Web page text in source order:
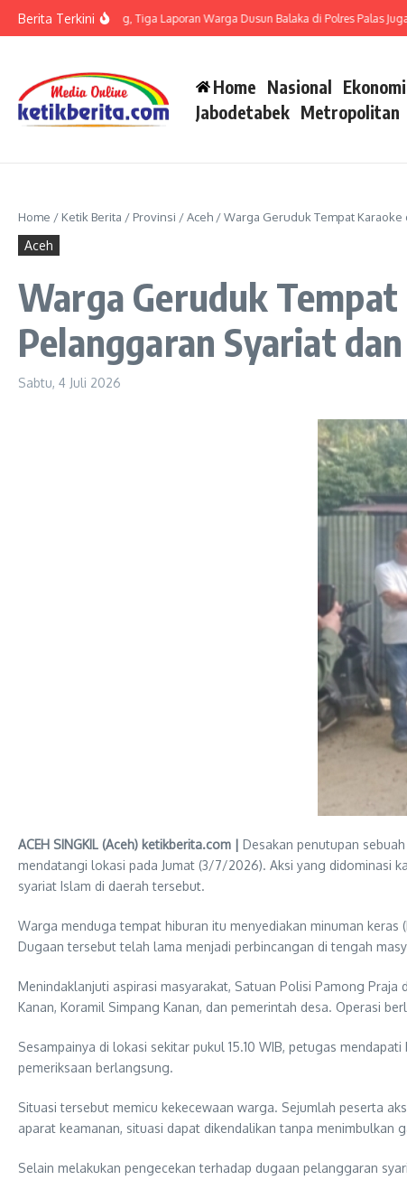
Berita Terkini
di Polsek Barteng, Tiga Laporan Warga Dusun Balaka di Polres Palas Juga
Home Nasional
Jabodetabek Metropolitan
Home / Ketik Berita / Provinsi /Aceh /Warga Geruduk Tempat Karaoke
Aceh
Warga Geruduk
Pelanggaran Syariat
Sabtu, 4 Juli 2026
ACEH SINGKIL (Aceh) ketikberita.com | Desakan penutupan
mendatangi lokasi pada Jumat (3/7/2026). Aksi yang didominasi
syariat Islam di daerah tersebut.
Warga menduga tempat hiburan itu menyediakan minuman
Dugaan tersebut telah lama menjadi perbincangan di tengah
Menindaklanjuti aspirasi masyarakat, Satuan Polisi Pamong
Kanan, Koramil Simpang Kanan, dan pemerintah desa. Operasi
Sesampainya di lokasi sekitar pukul 15.10 WIB, petugas
pemeriksaan berlangsung.
Situasi tersebut memicu kekecewaan warga. Sejumlah peserta
aparat keamanan, situasi dapat dikendalikan tanpa menimbulkan
Selain melakukan pengecekan terhadap dugaan pelanggaran